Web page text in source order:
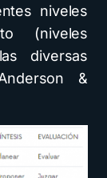
niveles
(niveles
diversas
&